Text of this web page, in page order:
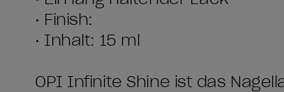
• Finish:
• Inhalt: 15 ml
OPI Infinite Shine ist das